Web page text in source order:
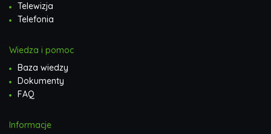
Telewizja
Telefonia
Wiedza i pomoc
Baza wiedzy
Dokumenty
FAQ
Informacje